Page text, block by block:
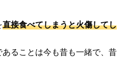
直接食べてしまうと火傷してし
ることは今も昔も一緒で、昔